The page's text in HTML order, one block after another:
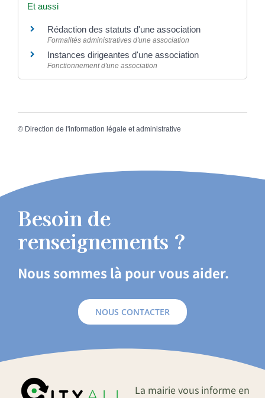
Et aussi
Rédaction des statuts d'une association
Formalités administratives d'une association
Instances dirigeantes d'une association
Fonctionnement d'une association
© Direction de l'information légale et administrative
Besoin de
renseignements ?
Nous sommes là pour vous aider.
NOUS CONTACTER
La mairie vous informe en